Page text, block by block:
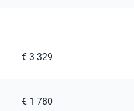
€ 3 329
€ 1 780